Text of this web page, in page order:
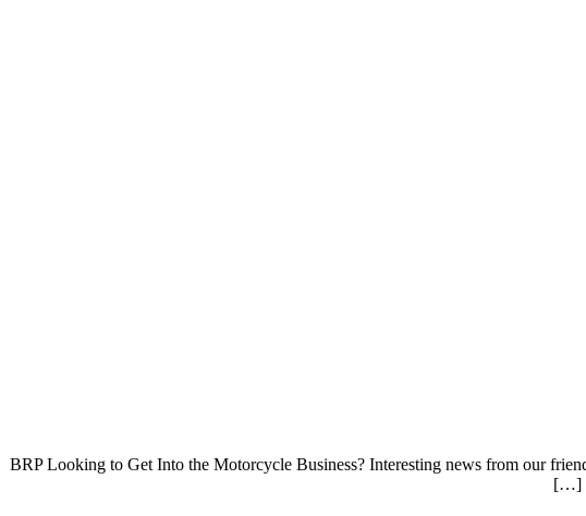
BRP Looking to Get Into the Motorcycle Business? Interesting news from our